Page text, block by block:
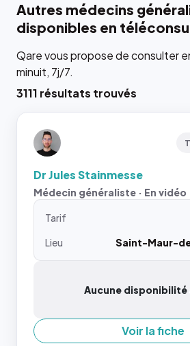
Autres médecins
disponibles en
Qare vous propose de consulter
minuit, 7j/7.
3111 résultats trouvés
Dr Jules Stainmesse
Médecin généraliste · En vidéo
Tarif
Lieu
Saint-Maur-
Aucune disponibilité
Voir la fiche